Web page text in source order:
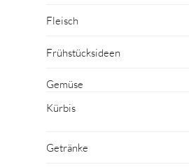
Fleisch
Frühstücksideen
Gemüse
Kürbis
Getränke